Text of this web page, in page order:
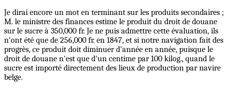
Je dirai encore un mot en terminant sur les produits secondaires ;
M. le ministre des finances estime le produit du droit de douane
sur le sucre à 350,000 fr. Je ne puis admettre cette évaluation, ils
n'ont été que de 256,000 fr. en 1847, et si notre navigation fait des
progrès, ce produit doit diminuer d'année en année, puisque le
droit de douane n'est que d'un centime par 100 kilog., quand le
sucre est importé directement des lieux de production par navire
belge.